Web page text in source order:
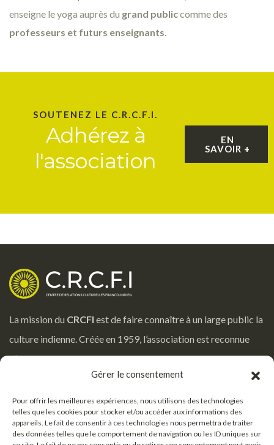
Gérer le consentement
Pour offrir les meilleures expériences, nous utilisons des technologies
telles que les cookies pour stocker et/ou accéder aux informations des
appareils. Le fait de consentir à ces technologies nous permettra de traiter
des données telles que le comportement de navigation ou les ID uniques sur
enseigne le yoga auprès du grand publiccomme des
professeurs et futurs enseignants.
SOUTENEZ LE C.R.C.F.I.
Adhérez à
l'association
EN
SAVOIR +
La mission du CRCFI est de faire connaître à un large public la
culture indienne. Créée en 1959, l’association est reconnue
d’utilité publique par le Ministère de la Culture.
Notre adresse
50 rue Vaneau 75007 Paris